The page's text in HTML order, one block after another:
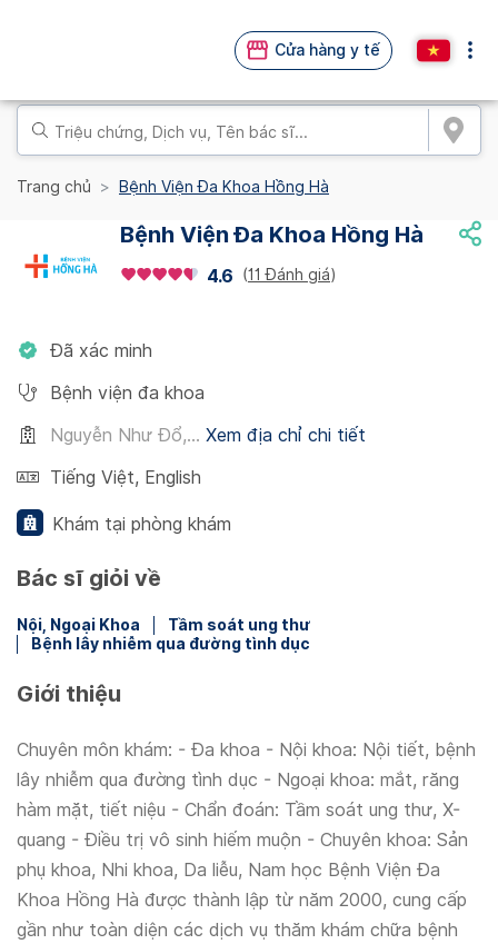
Cửa hàng y tế
Trang chủ Bệnh Viện Đa Khoa Hồng Hà
Bệnh Viện Đa Khoa Hồng Hà
4.6 (11 Đánh giá)
Đã xác minh
Bệnh viện đa khoa
Nguyễn Như Đổ,... Xem địa chỉ chi tiết
Tiếng Việt, English
Khám tại phòng khám
Bác sĩ giỏi về
Nội, Ngoại Khoa
Tầm soát ung thư
Bệnh lây nhiễm qua đường tình dục
Giới thiệu
Chuyên môn khám: - Đa khoa - Nội khoa: Nội tiết, bệnh
lây nhiễm qua đường tình dục - Ngoại khoa: mắt, răng
hàm mặt, tiết niệu - Chẩn đoán: Tầm soát ung thư, X-
quang - Điều trị vô sinh hiếm muộn - Chuyên khoa: Sản
phụ khoa, Nhi khoa, Da liễu, Nam học Bệnh Viện Đa
Khoa Hồng Hà được thành lập từ năm 2000, cung cấp
gần như toàn diện các dịch vụ thăm khám chữa bệnh